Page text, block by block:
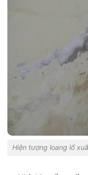
Hiện tượng loang lổ